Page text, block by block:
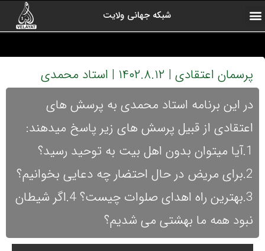
شبکه جهانی ولایت
پرسمان اعتقادی | ۱۴۰۲.۸.۱۲ | استاد محمدی
در این برنامه استاد محمدی به پرسش های
اعتقادی از قبیل پرسش های زیر پاسخ میدهند:
1.آیا میتوان بدون اهل بیت به توحید رسید؟
2.برای مریض در حال احتضار چه دعایی بخوانیم؟
3.بهترین راه اهدای صلوات چیست؟ 4.اگر شیطان
نبود همه ما بهشتی می شدیم؟